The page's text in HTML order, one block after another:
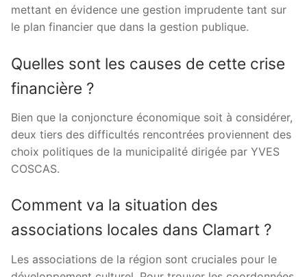
mettant en évidence une gestion imprudente tant sur
le plan financier que dans la gestion publique.
Quelles sont les causes de cette crise
financière ?
Bien que la conjoncture économique soit à considérer,
deux tiers des difficultés rencontrées proviennent des
choix politiques de la municipalité dirigée par YVES
COSCAS.
Comment va la situation des
associations locales dans Clamart ?
Les associations de la région sont cruciales pour le